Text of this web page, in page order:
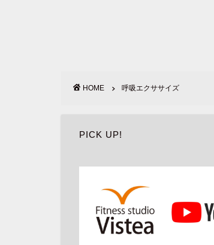
HOME 呼吸エクササイズ
PICK UP!